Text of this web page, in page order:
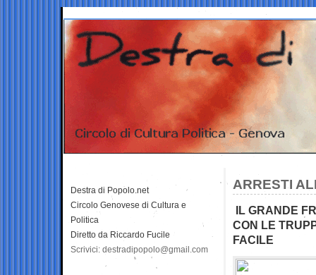
ARRESTI
IL GRANDE
CON LE
FACILE
Destra di Popolo.net
Circolo Genovese di Cultura e
Politica
Diretto da Riccardo Fucile
Scrivici: destradipopolo@gmail.com